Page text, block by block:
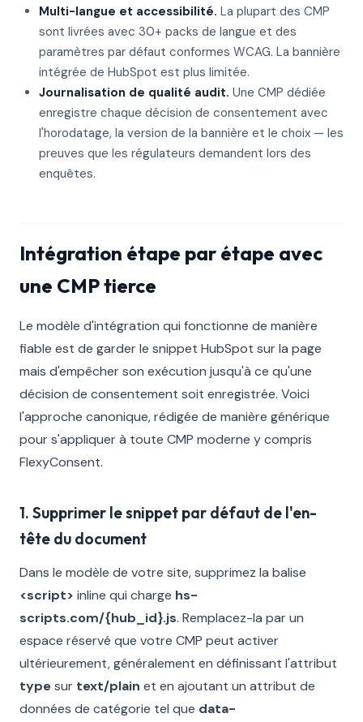
Multi-langue et accessibilité. La plupart des CMP
sont livrées avec 30+ packs de langue et des
paramètres par défaut conformes WCAG. La bannière
intégrée de HubSpot est plus limitée.
Journalisation de qualité audit. Une CMP dédiée
enregistre chaque décision de consentement avec
l'horodatage, la version de la bannière et le choix — les
preuves que les régulateurs demandent lors des
enquêtes.
Intégration étape par étape avec
une CMP tierce
Le modèle d'intégration qui fonctionne de manière
fiable est de garder le snippet HubSpot sur la page
mais d'empêcher son exécution jusqu'à ce qu'une
décision de consentement soit enregistrée. Voici
l'approche canonique, rédigée de manière générique
pour s'appliquer à toute CMP moderne y compris
FlexyConsent.
1. Supprimer le snippet par défaut de l'en-
tête du document
Dans le modèle de votre site, supprimez la balise
<script> inline qui charge hs-
scripts.com/{hub_id}.js. Remplacez-la par un
espace réservé que votre CMP peut activer
ultérieurement, généralement en définissant l'attribut
typesur text/plain et en ajoutant un attribut de
données de catégorie tel que data-